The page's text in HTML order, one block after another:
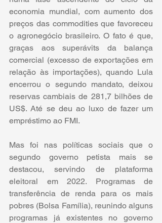
economia mundial, com aumento dos
preços das commodities que favoreceu
o agronegócio brasileiro. O fato é que,
graças aos superávits da balança
comercial (excesso de exportações em
relação às importações), quando Lula
encerrou o segundo mandato, deixou
reservas cambiais de 281,7 bilhões de
US$. Até se deu ao luxo de fazer um
empréstimo ao FMI.
Mas foi nas políticas sociais que o
segundo governo petista mais se
destacou, servindo de plataforma
eleitoral em 2022. Programas de
transferência de renda para os mais
pobres (Bolsa Família), reunindo alguns
programas já existentes no governo